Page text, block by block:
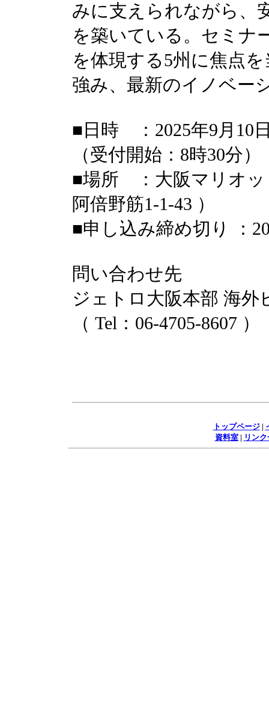
みに支えられながら、
を築いている。セミナ
を体現する5州に焦点
強み、最新のイノベー
■日時 ：2025年9月10
（受付開始：8時30分）
■場所 ：大阪マリオッ
阿倍野筋1-1-43 ）
■申し込み締め切り ：
問い合わせ先
ジェトロ大阪本部 海外
（ Tel：06-4705-8607 ）
トップページ|
資料室| リン